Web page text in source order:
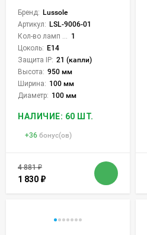
Бренд: Lussole
Артикул: LSL-9006-01
1
Цоколь: E14
Защита IP: 21 (капли)
Высота: 950 мм
Ширина: 100 мм
Диаметр: 100 мм
НАЛИЧИЕ: 60 ШТ.
+36 бонус(ов)
4 881₽
1 830 ₽